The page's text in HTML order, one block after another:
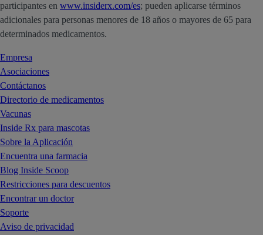
participantes en www.insiderx.com/es; pueden aplicarse términos
adicionales para personas menores de 18 años o mayores de 65 para
determinados medicamentos.
Empresa
Asociaciones
Contáctanos
Directorio de medicamentos
Vacunas
Inside Rx para mascotas
Sobre la Aplicación
Encuentra una farmacia
Blog Inside Scoop
Restricciones para descuentos
Encontrar un doctor
Soporte
Aviso de privacidad